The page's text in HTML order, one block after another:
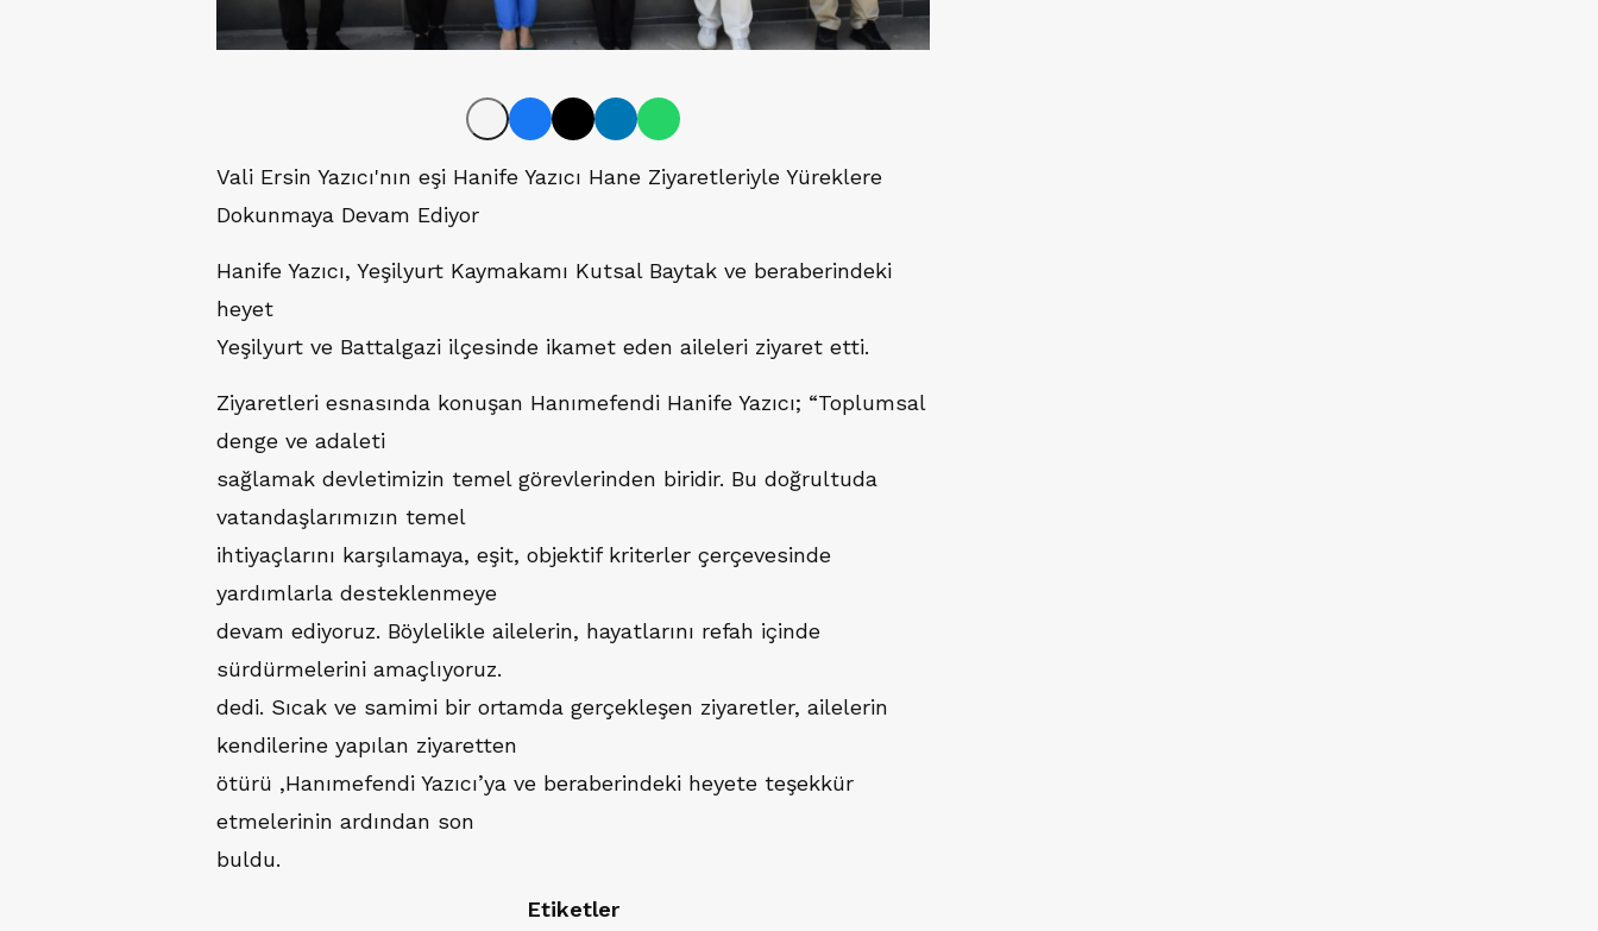
Vali Ersin Yazıcı'nın eşi Hanife Yazıcı Hane Ziyaretleriyle Yüreklere
Dokunmaya Devam Ediyor
Hanife Yazıcı, Yeşilyurt Kaymakamı Kutsal Baytak ve beraberindeki
heyet
Yeşilyurt ve Battalgazi ilçesinde ikamet eden aileleri ziyaret etti.
Ziyaretleri esnasında konuşan Hanımefendi Hanife Yazıcı; “Toplumsal
denge ve adaleti
sağlamak devletimizin temel görevlerinden biridir. Bu doğrultuda
vatandaşlarımızın temel
ihtiyaçlarını karşılamaya, eşit, objektif kriterler çerçevesinde
yardımlarla desteklenmeye
devam ediyoruz. Böylelikle ailelerin, hayatlarını refah içinde
sürdürmelerini amaçlıyoruz.
dedi. Sıcak ve samimi bir ortamda gerçekleşen ziyaretler, ailelerin
kendilerine yapılan ziyaretten
ötürü ,Hanımefendi Yazıcı’ya ve beraberindeki heyete teşekkür
etmelerinin ardından son
buldu.
Etiketler